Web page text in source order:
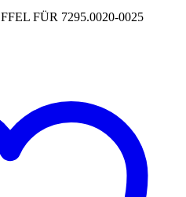
FÜR 7295.0020-0025